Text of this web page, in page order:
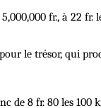
fr., à 22 fr.
le trésor, qui
de 8 fr. 80 les 100